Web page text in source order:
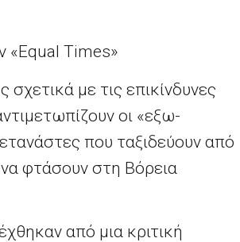
«Equal Times»
σχετικά με τις επικίνδυνες
οι «εξω-
που ταξιδεύουν από
φτάσουν στη Βόρεια
από μια κριτική